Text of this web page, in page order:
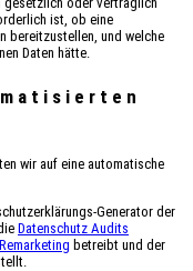
ist, ob eine
bereitzustellen, und welche
Daten hätte.
wir auf eine automatische
Generator der
Datenschutz Audits
betreibt und der